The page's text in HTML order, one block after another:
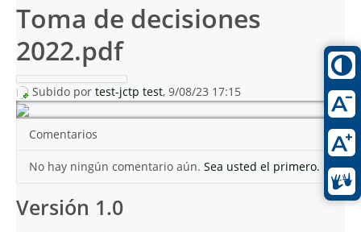
Toma de decisiones
2022.pdf
Subido por test-jctp test, 9/08/23 17:15
Comentarios
No hay ningún comentario aún. Sea usted el primero.
Versión 1.0